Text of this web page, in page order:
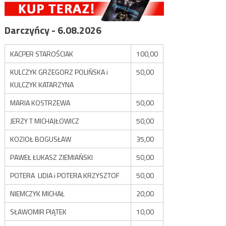
Darczyńcy - 6.08.2026
KACPER STAROŚCIAK
100,00
KULCZYK GRZEGORZ POLIŃSKA i
KULCZYK KATARZYNA
50,00
MARIA KOSTRZEWA
50,00
JERZY T MICHAJŁOWICZ
50,00
KOZIOŁ BOGUSŁAW
35,00
PAWEŁ ŁUKASZ ZIEMIAŃSKI
50,00
POTERA LIDIA i POTERA KRZYSZTOF
50,00
NIEMCZYK MICHAŁ
20,00
SŁAWOMIR PIĄTEK
10,00